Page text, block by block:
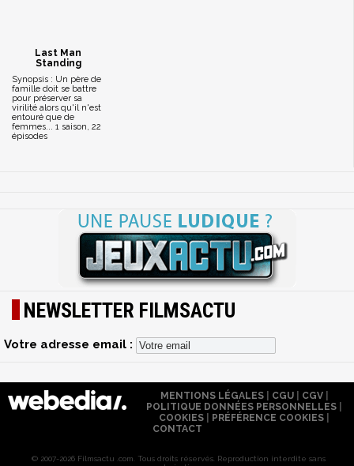
Last Man
Standing
Synopsis : Un père de
famille doit se battre
pour préserver sa
virilité alors qu'il n'est
entouré que de
femmes... 1 saison, 22
épisodes
NEWSLETTER FILMSACTU
Votre adresse email :
MENTIONS LÉGALES| CGU| CGV|
POLITIQUE DONNÉES PERSONNELLES
COOKIES
PRÉFÉRENCE COOKIES
CONTACT
© 2007-2026 Filmsactu .com. Tous droits réservés. Reproduction interdite sans